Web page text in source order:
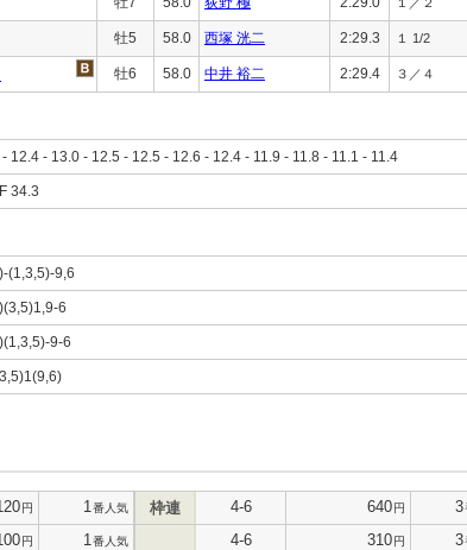
牡5 58.0 西塚 洸二 2:29.3 １ 1/2
牡6 58.0 中井 裕二 2:29.4 ３／４
12.4 - 13.0 - 12.5 - 12.5 - 12.6 - 12.4 - 11.9 - 11.8 - 11.1 - 11.4
34.3
)-(1,3,5)-9,6
)(3,5)1,9-6
)(1,3,5)-9-6
円 1 番人気
円 1 番人気
枠連 4-6 640円 3
4-6 310円 3